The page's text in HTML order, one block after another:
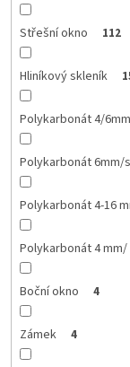
Střešní okno 112
Hliníkový skleník
Polykarbonát 4/
Polykarbonát 6mm/
Polykarbonát 4-16
Polykarbonát 4
Boční okno 4
Zámek 4